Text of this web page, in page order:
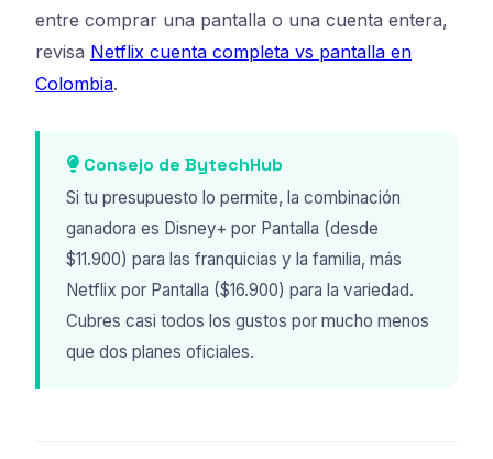
entre comprar una pantalla o una cuenta entera,
revisa Netflix cuenta completa vs pantalla en
Colombia.
Consejo de BytechHub
Si tu presupuesto lo permite, la combinación
ganadora es Disney+ por Pantalla (desde
$11.900) para las franquicias y la familia, más
Netflix por Pantalla ($16.900) para la variedad.
Cubres casi todos los gustos por mucho menos
que dos planes oficiales.